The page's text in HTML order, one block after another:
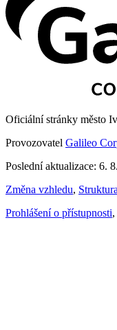
Oficiální stránky město
Provozovatel Galileo
Poslední aktualizace: 6.
Změna vzhledu,
Prohlášení o přístupnosti,